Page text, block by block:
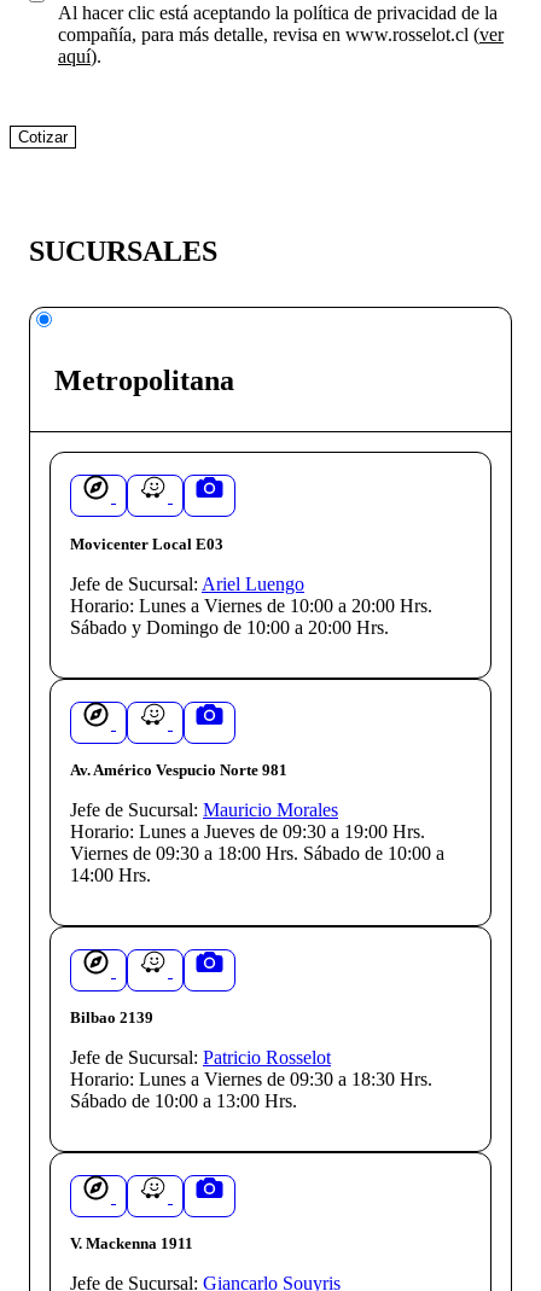
Al hacer clic está aceptando la política de privacidad de la
compañía, para más detalle, revisa en www.rosselot.cl (ver
aquí).
Cotizar
SUCURSALES
Metropolitana
Movicenter Local E03
Jefe de Sucursal: Ariel Luengo
Horario: Lunes a Viernes de 10:00 a 20:00 Hrs.
Sábado y Domingo de 10:00 a 20:00 Hrs.
Av. Américo Vespucio Norte 981
Jefe de Sucursal: Mauricio Morales
Horario: Lunes a Jueves de 09:30 a 19:00 Hrs.
Viernes de 09:30 a 18:00 Hrs. Sábado de 10:00 a
14:00 Hrs.
Bilbao 2139
Jefe de Sucursal: Patricio Rosselot
Horario: Lunes a Viernes de 09:30 a 18:30 Hrs.
Sábado de 10:00 a 13:00 Hrs.
V. Mackenna 1911
Jefe de Sucursal: Giancarlo Souyris